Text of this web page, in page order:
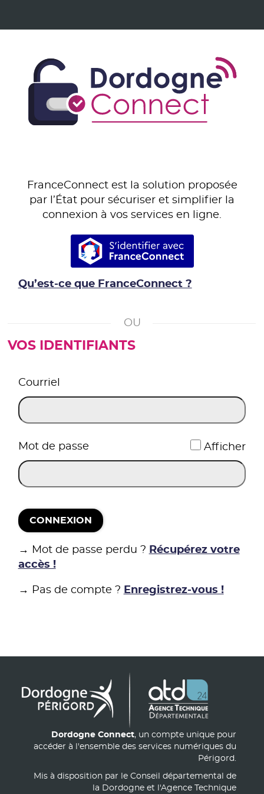
FranceConnect est la solution proposée
par l’État pour sécuriser et simplifier la
connexion à vos services en ligne.
S’identifier avec
Qu’est-ce que FranceConnect ?
VOS IDENTIFIANTS
Courriel
*
Mot de passe Afficher
CONNEXION
→ Mot de passe perdu ? Récupérez votre
accès !
→ Pas de compte ? Enregistrez-vous !
Dordogne Connect, un compte unique pour
accéder à l'ensemble des services numériques du
Périgord.
Mis à disposition par le Conseil départemental de
la Dordogne et l'Agence Technique